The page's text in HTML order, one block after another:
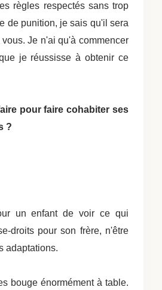
règles respectés sans trop
de punition, je sais qu'il sera
Je n'ai qu'à commencer
je réussisse à obtenir ce
pour faire cohabiter ses
?
un enfant de voir ce qui
droits pour son frère, n'être
adaptations.
bouge énormément à table.